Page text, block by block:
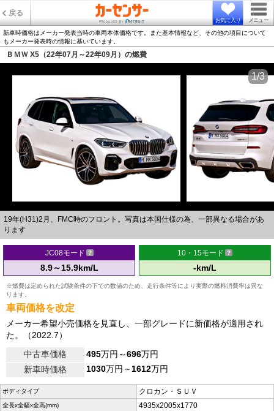
戻る
お気に入り メニュー
新車時価格はメーカー発表当時の車両本体価格です。また基本情報など、その他の項目について
もメーカー発表時の情報に基いています。
ＢＭＷ X5（22年07月～22年09月）の燃費
19年(H31)2月、FMC時のフロント。写真は本国仕様の為、一部異なる場合があ
ります
1/3
JC08モード
8.9～15.9km/L
10・15モード
-km/L
※燃費は定められた試験条件の下での数値のため、走行条件等により実際の燃料消費率は異な
ります。
車両価格を改定
メーカー希望小売価格を見直し、一部グレードに新価格が適用され
た。（2022.7）
中古車価格
495万円～696万円
新車時価格
1030万円～1612万円
ボディタイプ クロカン・ＳＵＶ
全長x全幅x全高(mm) 4935x2005x1770